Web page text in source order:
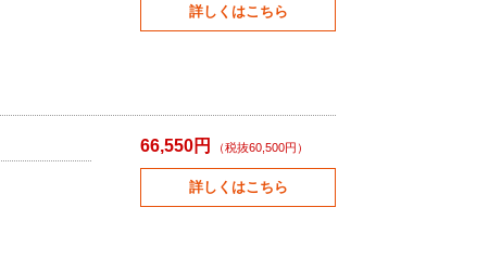
詳しくはこちら
66,550円 （税抜60,500円）
詳しくはこちら